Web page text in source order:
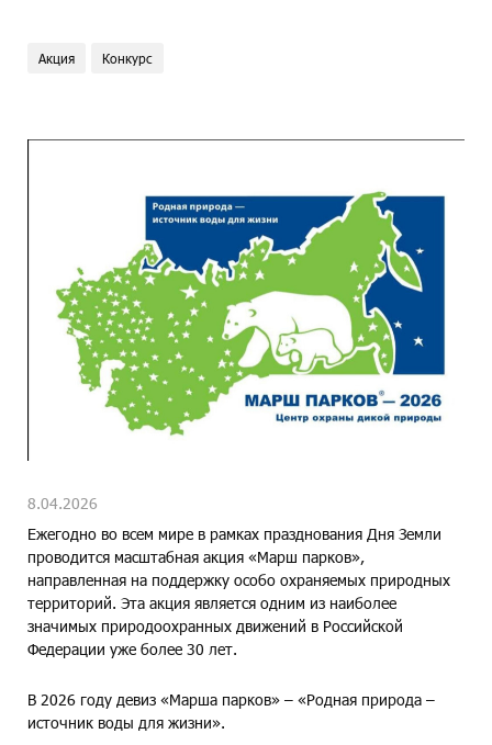
Акция Конкурс
8.04.2026
Ежегодно во всем мире в рамках празднования Дня Земли
проводится масштабная акция «Марш парков»,
направленная на поддержку особо охраняемых природных
территорий. Эта акция является одним из наиболее
значимых природоохранных движений в Российской
Федерации уже более 30 лет.
В 2026 году девиз «Марша парков» – «Родная природа –
источник воды для жизни».